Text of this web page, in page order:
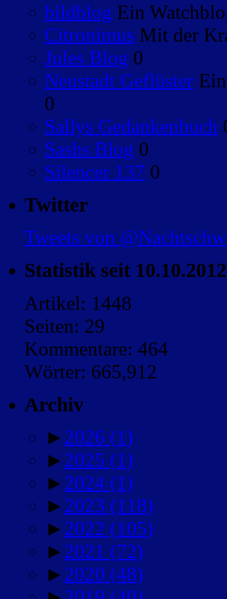
bildblog Ein
Citronimus Mit der
Jules Blog 0
Neustadt Geflüster
0
Sallys Gedankenbuch
Sashs Blog 0
Silencer 137 0
Twitter
Tweets von
Statistik seit 10.10.2012
Artikel: 1448
Seiten: 29
Kommentare: 464
Wörter: 665,912
Archiv
► 2026 (1)
► 2025 (1)
► 2024 (1)
► 2023 (118)
► 2022 (105)
► 2021 (72)
► 2020 (48)